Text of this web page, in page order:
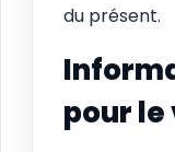
du présent.
pour